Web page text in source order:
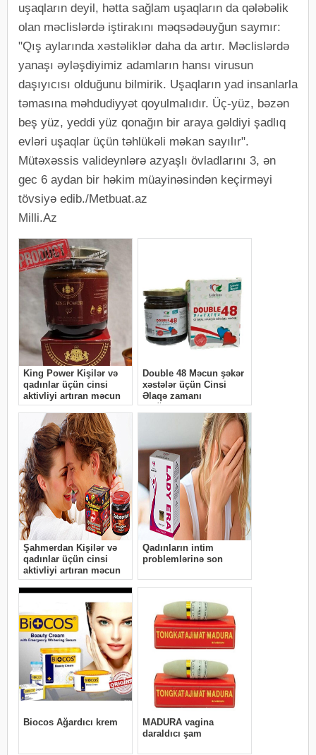
uşaqların deyil, hətta sağlam uşaqların da qələbəlik
olan məclislərdə iştirakını məqsədəuyğun saymır:
"Qış aylarında xəstəliklər daha da artır. Məclislərdə
yanaşı əyləşdiyimiz adamların hansı virusun
daşıyıcısı olduğunu bilmirik. Uşaqların yad insanlarla
təmasına məhdudiyyət qoyulmalıdır. Üç-yüz, bəzən
beş yüz, yeddi yüz qonağın bir araya gəldiyi şadlıq
evləri uşaqlar üçün təhlükəli məkan sayılır".
Mütəxəssis valideynlərə azyaşlı övladlarını 3, ən
gec 6 aydan bir həkim müayinəsindən keçirməyi
tövsiyə edib./Metbuat.az
Milli.Az